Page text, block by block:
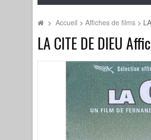
> Accueil > Affiches de films >
LA CITE DE DIEU